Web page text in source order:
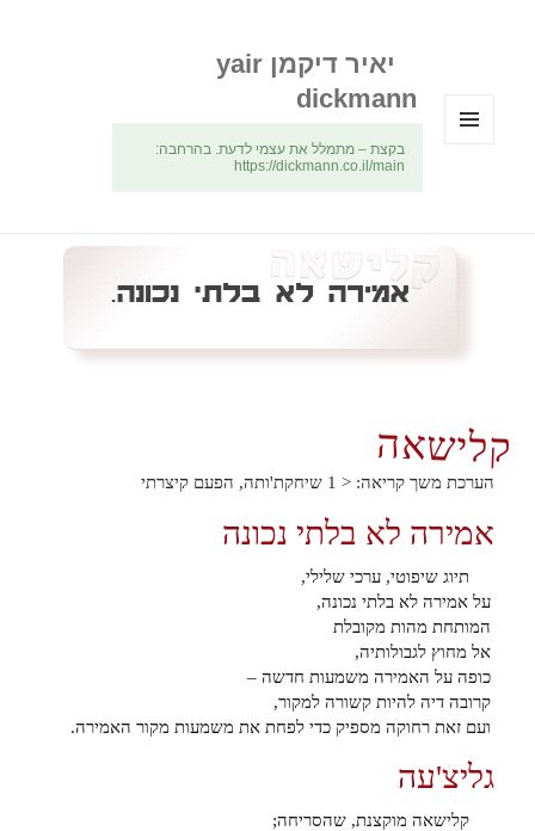
יאיר דיקמן yair
dickmann
בקצת – מתמלל את עצמי לדעת. בהרחבה:
https://dickmann.co.il/main
קלישאה
הערכת משך קריאה: < 1 שיחקת'ותה, הפעם קיצרתי
אמירה לא בלתי נכונה
תיוג שיפוטי, ערכי שלילי,
על אמירה לא בלתי נכונה,
המותחת מהות מקובלת
אל מחוץ לגבולותיה,
כופה על האמירה משמעות חדשה –
קרובה דיה להיות קשורה למקור,
ועם זאת רחוקה מספיק כדי לפחת את משמעות מקור האמירה.
גליצ'עה
קלישאה מוקצנת, שהסריחה;